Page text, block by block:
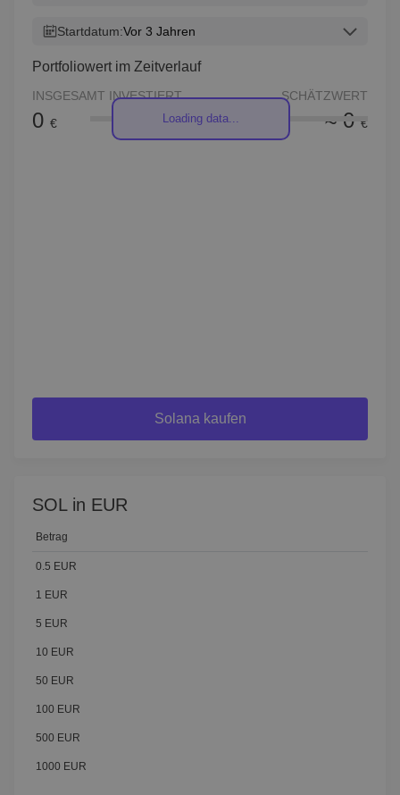
Startdatum:Vor 3 Jahren
Portfoliowert im Zeitverlauf
INSGESAMT INVESTIERT
0 €
SCHÄTZWERT
≈ 0 €
Loading data...
Solana kaufen
SOL in EUR
Betrag
0.5 EUR
1 EUR
5 EUR
10 EUR
50 EUR
100 EUR
500 EUR
1000 EUR